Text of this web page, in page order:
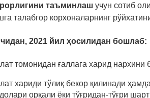
таъминлаш учун сотиб
талабгор корхоналарнинг
2021 йил ҳосилидан бошлаб:
томонидан ғаллага харид нархини
хариди тўлиқ бекор қилинади
орқали ёки тўғридан-тўғри